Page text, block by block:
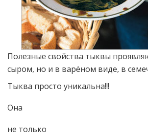
Полезные свойства тыквы
сыром, но и в варёном виде, в
Тыква просто уникальна!!!
Она
не только